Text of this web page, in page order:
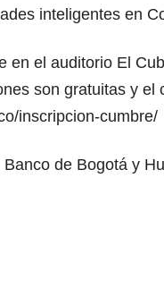
inteligentes en
en el auditorio El
son gratuitas y el
inscripcion-cumbre/
de Bogotá y